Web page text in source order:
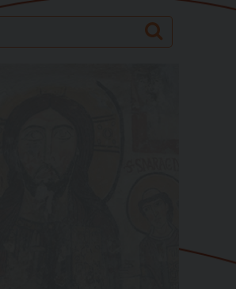
Search